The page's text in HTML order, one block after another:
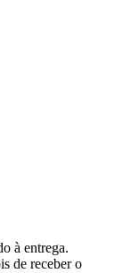
à entrega.
de receber o